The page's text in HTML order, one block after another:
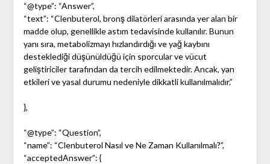
“@type”: “Answer”,
“text”: “Clenbuterol, bronş dilatörleri arasında yer alan bir
madde olup, genellikle astım tedavisinde kullanılır. Bunun
yanı sıra, metabolizmayı hızlandırdığı ve yağ kaybını
desteklediği düşünüldüğü için sporcular ve vücut
geliştiriciler tarafından da tercih edilmektedir. Ancak, yan
etkileri ve yasal durumu nedeniyle dikkatli kullanılmalıdır.”
},
“@type”: “Question”,
“name”: “Clenbuterol Nasıl ve Ne Zaman Kullanılmalı?”,
“acceptedAnswer”: {